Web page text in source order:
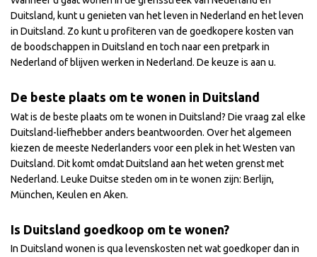
Duitsland, kunt u genieten van het leven in Nederland en het leven
in Duitsland. Zo kunt u profiteren van de goedkopere kosten van
de boodschappen in Duitsland en toch naar een pretpark in
Nederland of blijven werken in Nederland. De keuze is aan u.
De beste plaats om te wonen in Duitsland
Wat is de beste plaats om te wonen in Duitsland? Die vraag zal elke
Duitsland-liefhebber anders beantwoorden. Over het algemeen
kiezen de meeste Nederlanders voor een plek in het Westen van
Duitsland. Dit komt omdat Duitsland aan het weten grenst met
Nederland. Leuke Duitse steden om in te wonen zijn: Berlijn,
München, Keulen en Aken.
Is Duitsland goedkoop om te wonen?
In Duitsland wonen is qua levenskosten net wat goedkoper dan in